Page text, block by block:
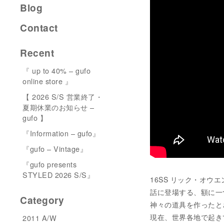
16SS リック・オウ
話に登場する、額に
神々の道具を作った
現在、世界各地で起
Blog
Contact
Recent
『 up to 40% – gufo
online store 』
【 2026 S/S 営業終了・
夏期休業のお知らせ –
gufo 】
『Information – gufo』
『gufo – Vintage』
『gufo presents
STYLED 2026 S/S』
Category
2011 A/W